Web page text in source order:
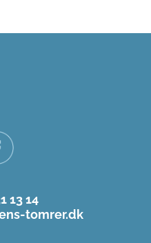
13 14
tomrer.dk